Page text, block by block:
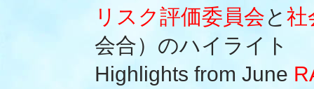
リスク評価委員会と 社
会合）のハイライト
Highlights from June